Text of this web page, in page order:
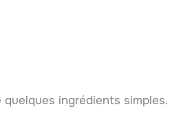
ingrédients simples.